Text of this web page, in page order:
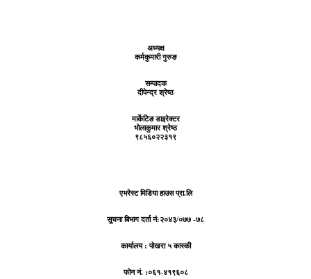
अध्यक्ष
कर्मकुमारी गुरुङ
सम्पादक
दीपेन्द्र श्रेष्ठ
मार्केटिङ डाइरेक्टर
भोलाकुमार श्रेष्ठ
९८५६०२२३१९
एभरेस्ट मिडिया हाउस प्रा.लि
सूचना बिभाग दर्ता नं:२०४३/०७७ -७८
कार्यालय :पोखरा ५ कास्की
फोन नं. :०६१-४१९६०८